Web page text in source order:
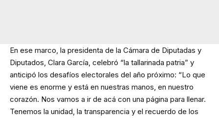
En ese marco, la presidenta de la Cámara de Diputadas y
Diputados, Clara García, celebró “la tallarinada patria” y
anticipó los desafíos electorales del año próximo: “Lo que
viene es enorme y está en nuestras manos, en nuestro
corazón. Nos vamos a ir de acá con una página para llenar.
Tenemos la unidad, la transparencia y el recuerdo de los